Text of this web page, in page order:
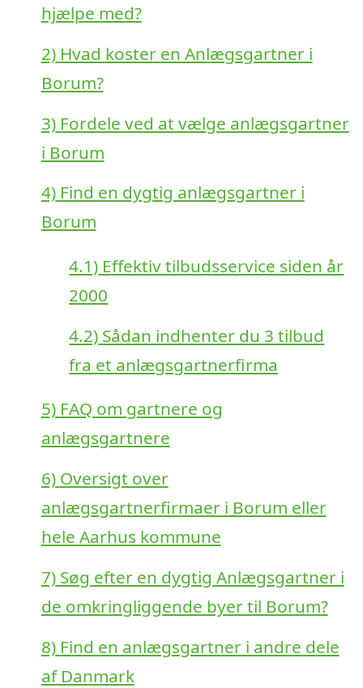
hjælpe med?
2) Hvad koster en Anlægsgartner i
Borum?
3) Fordele ved at vælge anlægsgartner
i Borum
4) Find en dygtig anlægsgartner i
Borum
4.1) Effektiv tilbudsservice siden år
2000
4.2) Sådan indhenter du 3 tilbud
fra et anlægsgartnerfirma
5) FAQ om gartnere og
anlægsgartnere
6) Oversigt over
anlægsgartnerfirmaer i Borum eller
hele Aarhus kommune
7) Søg efter en dygtig Anlægsgartner i
de omkringliggende byer til Borum?
8) Find en anlægsgartner i andre dele
af Danmark